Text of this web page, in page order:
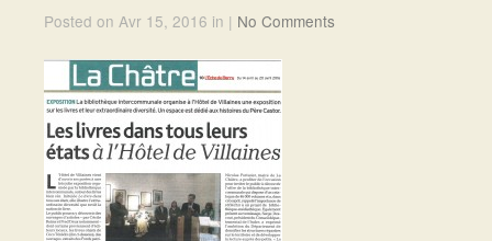
Posted on Avr 15, 2016 in | No Comments